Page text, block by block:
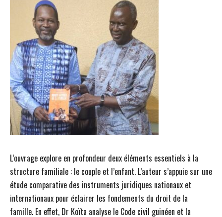
L’ouvrage explore en profondeur deux éléments essentiels à la
structure familiale : le couple et l’enfant. L’auteur s’appuie sur une
étude comparative des instruments juridiques nationaux et
internationaux pour éclairer les fondements du droit de la
famille. En effet, Dr Koïta analyse le Code civil guinéen et la